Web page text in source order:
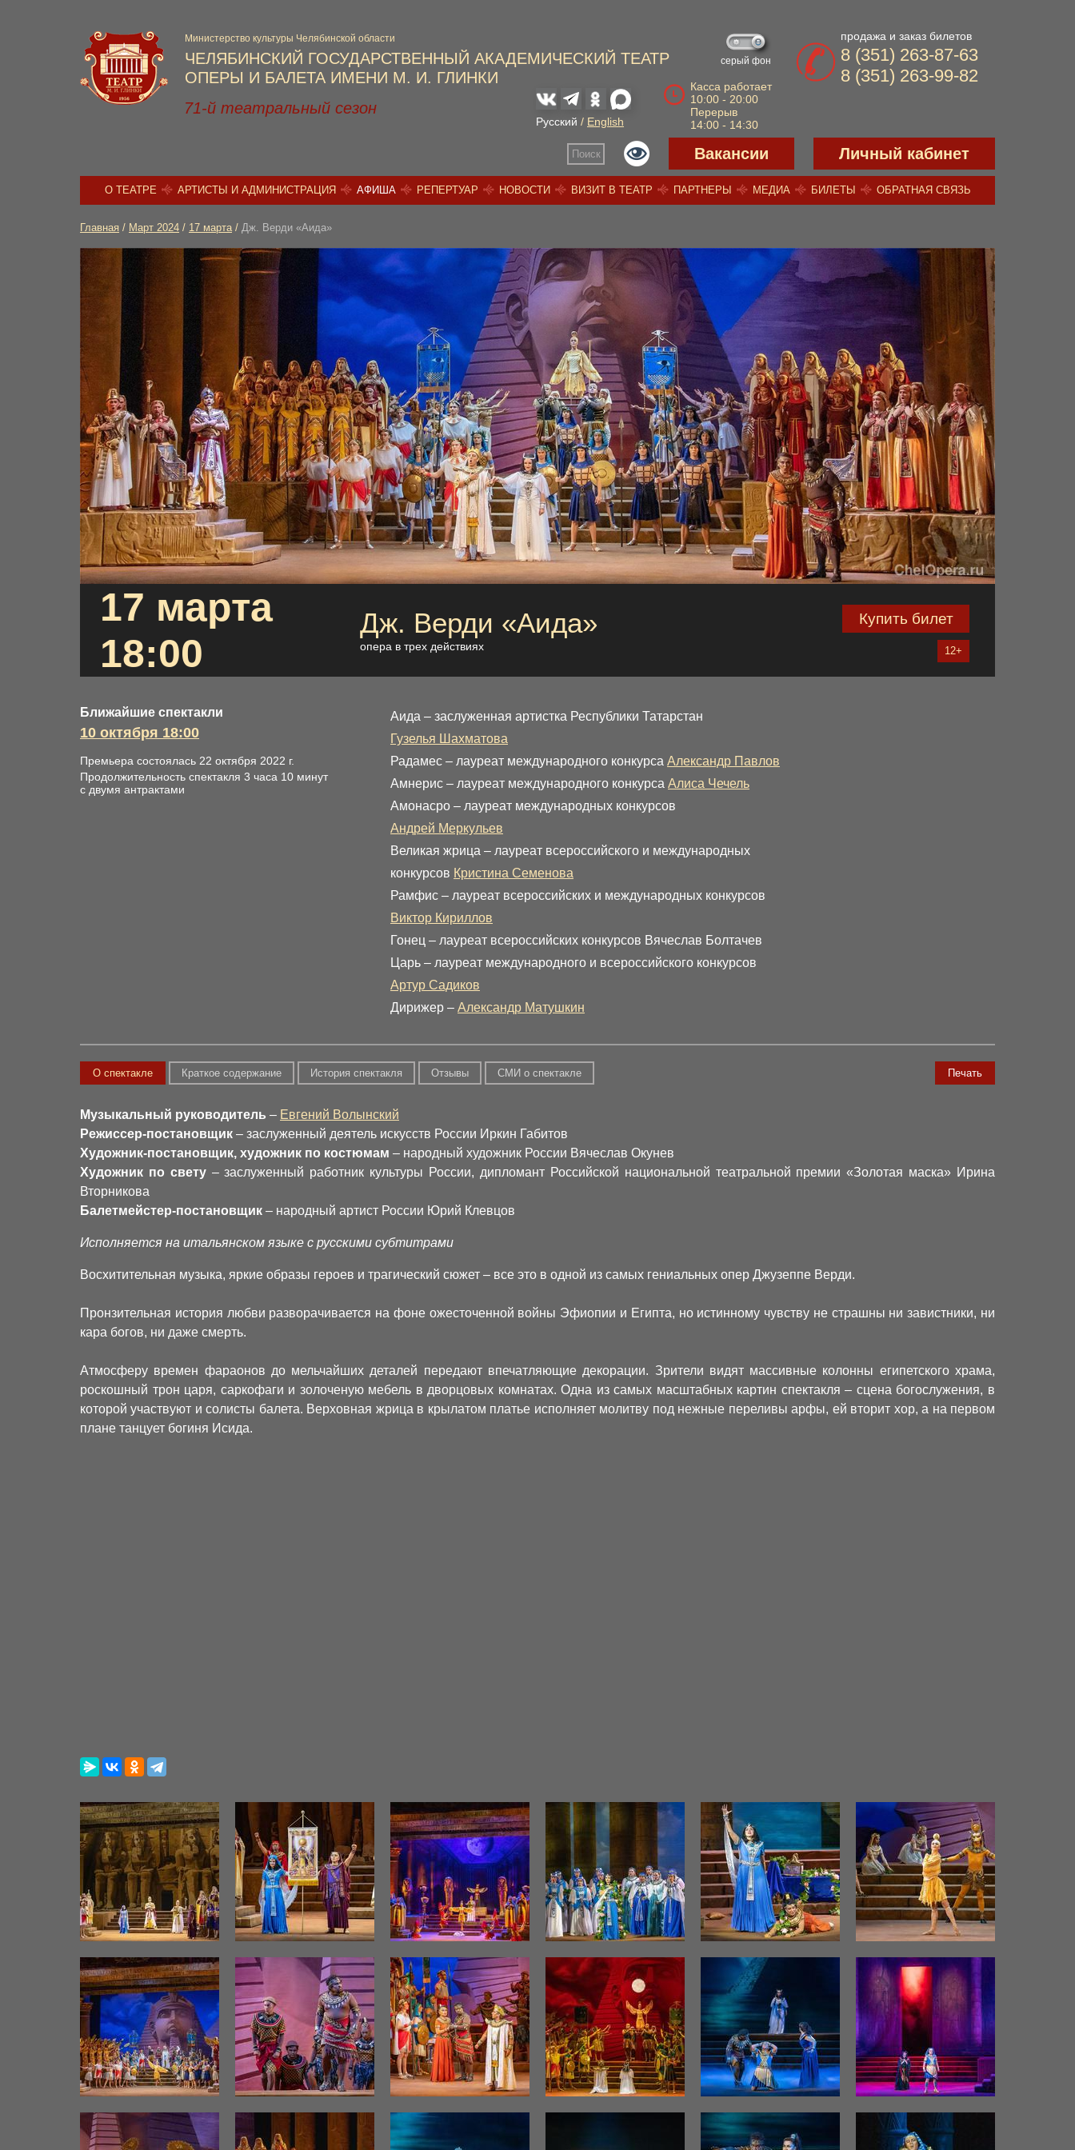
ЧЕЛЯБИНСКИЙ ГОСУДАРСТВЕННЫЙ АКАДЕМИЧЕСКИЙ ТЕАТР
ОПЕРЫ И БАЛЕТА ИМЕНИ М. И. ГЛИНКИ
Министерство культуры Челябинской области
серый фон
Касса работает
10:00 - 20:00
Перерыв
14:00 - 14:30
Русский / English
продажа и заказ билетов
8 (351) 263-87-63
8 (351) 263-99-82
71-й театральный сезон
Поиск Вакансии Личный кабинет
О ТЕАТРЕ АРТИСТЫ И АДМИНИСТРАЦИЯ АФИША РЕПЕРТУАР НОВОСТИ ВИЗИТ В ТЕАТР ПАРТНЕРЫ МЕДИА БИЛЕТЫ ОБРАТНАЯ СВЯЗЬ
Главная / Март 2024 / 17 марта/ Дж. Верди «Аида»
Купить билет
12+
17 марта
18:00
Дж. Верди «Аида»
опера в трех действиях
Ближайшие спектакли
10 октября 18:00
Премьера состоялась 22 октября 2022 г.
Продолжительность спектакля 3 часа 10 минут
с двумя антрактами
Аида – заслуженная артистка Республики Татарстан
Гузелья Шахматова
Радамес – лауреат международного конкурса Александр Павлов
Амнерис – лауреат международного конкурса Алиса Чечель
Амонасро – лауреат международных конкурсов
Андрей Меркульев
Великая жрица – лауреат всероссийского и международных
конкурсов Кристина Семенова
Рамфис – лауреат всероссийских и международных конкурсов
Виктор Кириллов
Гонец – лауреат всероссийских конкурсов Вячеслав Болтачев
Царь – лауреат международного и всероссийского конкурсов
Артур Садиков
Дирижер – Александр Матушкин
Печать
О спектакле Краткое содержание История спектакля Отзывы СМИ о спектакле
Музыкальный руководитель – Евгений Волынский
Режиссер-постановщик – заслуженный деятель искусств России Иркин Габитов
Художник-постановщик, художник по костюмам – народный художник России Вячеслав Окунев
Художник по свету– заслуженный работник культуры России, дипломант Российской национальной театральной премии «Золотая маска» Ирина
Вторникова
Балетмейстер-постановщик – народный артист России Юрий Клевцов
Исполняется на итальянском языке с русскими субтитрами
Восхитительная музыка, яркие образы героев и трагический сюжет – все это в одной из самых гениальных опер Джузеппе Верди.
Пронзительная история любви разворачивается на фоне ожесточенной войны Эфиопии и Египта, но истинному чувству не страшны ни завистники, ни
кара богов, ни даже смерть.
Атмосферу времен фараонов до мельчайших деталей передают впечатляющие декорации. Зрители видят массивные колонны египетского храма,
роскошный трон царя, саркофаги и золоченую мебель в дворцовых комнатах. Одна из самых масштабных картин спектакля – сцена богослужения, в
которой участвуют и солисты балета. Верховная жрица в крылатом платье исполняет молитву под нежные переливы арфы, ей вторит хор, а на первом
плане танцует богиня Исида.